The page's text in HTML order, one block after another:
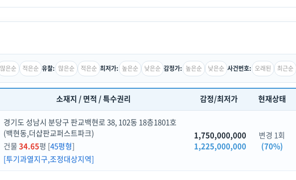
많은순 적은순 유찰: 많은순 적은순 최저가: 높은순 낮은순 감정가: 높은순 낮은순 사건번호: 오래된 최근순
소재지 / 면적 / 특수권리 감정/최저가 현재상태
경기도 성남시 분당구 판교백현로 38, 102동 18층1801호
(백현동,더샵판교퍼스트파크)
건물34.65평 [45평형]
[투기과열지구,조정대상지역]
1,750,000,000
1,225,000,000
변경 1회
(70%)